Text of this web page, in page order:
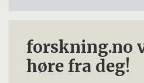
forskning.no
høre fra deg!